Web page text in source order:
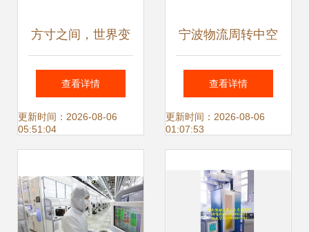
方寸之间，世界变
迁 从电子管到智慧
屏的电视进化史
查看详情
更新时间：2026-08-06
05:51:04
宁波物流周转中空
板箱 电子产品包装
的理想选择与市场
查看详情
更新时间：2026-08-06
01:07:53